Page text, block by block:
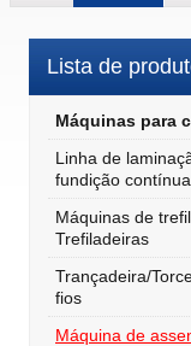
Lista de
Máquinas para
Linha de
fundição contínua
Máquinas de
Trefiladeiras
Trançadeira/
fios
Máquina de